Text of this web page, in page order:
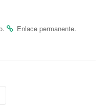
. Enlace permanente.